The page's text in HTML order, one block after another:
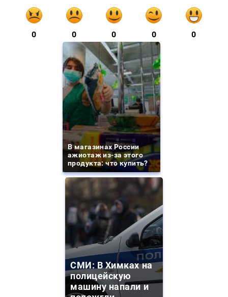
0 0 0 0 0
В магазинах России
ажиотаж из-за этого
продукта: что купить?
СМИ: В Химках на
полицейскую
машину напали и